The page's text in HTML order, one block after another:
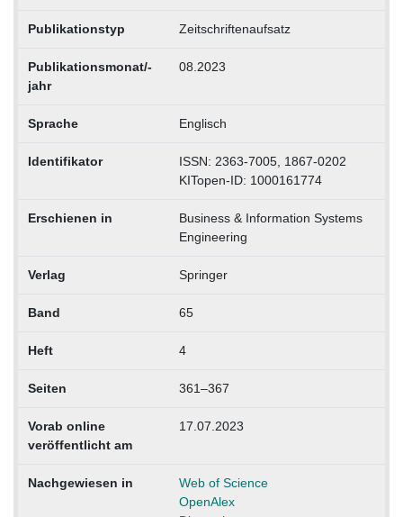
Publikationstyp Zeitschriftenaufsatz
Publikationsmonat/-
jahr
08.2023
Sprache Englisch
Identifikator
ISSN: 2363-7005, 1867-0202
KITopen-ID: 1000161774
Erschienen in
Business & Information Systems
Engineering
Verlag Springer
Band 65
Heft 4
Seiten 361–367
Vorab online
veröffentlicht am
17.07.2023
Nachgewiesen in
Web of Science
OpenAlex